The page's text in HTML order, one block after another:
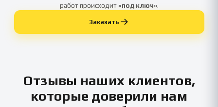
работ происходит«под ключ».
Заказать
Отзывы наших клиентов,
которые доверили нам